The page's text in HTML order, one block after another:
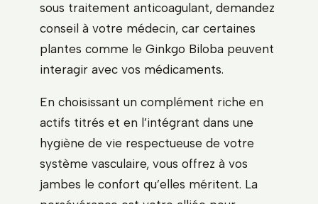
sous traitement anticoagulant, demandez
conseil à votre médecin, car certaines
plantes comme le Ginkgo Biloba peuvent
interagir avec vos médicaments.
En choisissant un complément riche en
actifs titrés et en l’intégrant dans une
hygiène de vie respectueuse de votre
système vasculaire, vous offrez à vos
jambes le confort qu’elles méritent. La